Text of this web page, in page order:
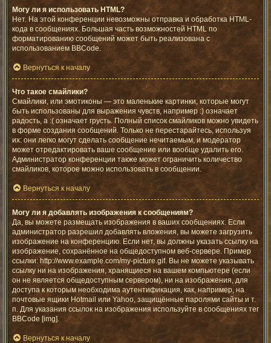
Могу ли я использовать HTML?
Нет. На этой конференции невозможны отправка и обработка HTML-
кода в сообщениях. Большая часть возможностей HTML по
форматированию сообщений может быть реализована с
использованием BBCode.
Вернуться к началу
Что такое смайлики?
Смайлики, или эмотиконы — это маленькие картинки, которые могут
быть использованы для выражения чувств, например :) означает
радость, а :( означает грусть. Полный список смайликов можно увидеть
в форме создания сообщений. Только не перестарайтесь, используя
их: они легко могут сделать сообщение нечитаемым, и модератор
может отредактировать ваше сообщение или вообще удалить его.
Администратор конференции также может ограничить количество
смайликов, которое можно использовать в сообщении.
Вернуться к началу
Могу ли я добавлять изображения к сообщениям?
Да, вы можете размещать изображения в ваших сообщениях. Если
администратор разрешил добавлять вложения, вы можете загрузить
изображение на конференцию. Если нет, вы должны указать ссылку на
изображение, сохранённое на общедоступном веб-сервере. Пример
ссылки: http://www.example.com/my-picture.gif. Вы не можете указывать
ссылку ни на изображения, хранящиеся на вашем компьютере (если
он не является общедоступным сервером), ни на изображения, для
доступа к которым необходима аутентификация, как, например, на
почтовые ящики Hotmail или Yahoo, защищённые паролями сайты и т.
п. Для указания ссылок на изображения используйте в сообщениях тег
BBCode [img].
Вернуться к началу